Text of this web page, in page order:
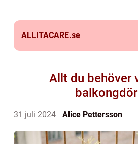
ALLITACARE.se
Allt du behöver
31 juli 2024 Alice Pettersson